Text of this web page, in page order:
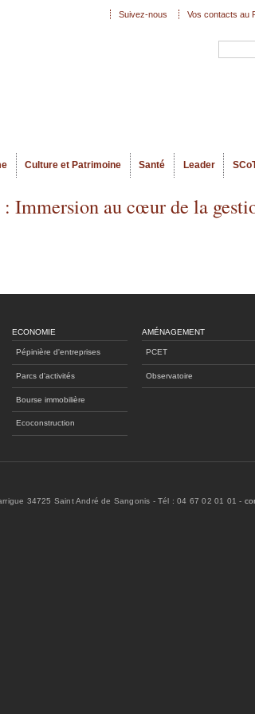
Culture et Patrimoine Santé Leader
Suivez-nous Vos contacts au
Immersion au cœur de la
ECONOMIE
Pépinière d'entreprises
Parcs d'activités
Bourse immobilière
Ecoconstruction
AMÉNAGEMENT
PCET
Observatoire
34725 Saint André de Sangonis - Tél : 04 67 02 01 01 -